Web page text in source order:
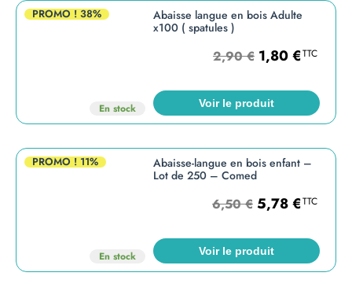
PROMO !38%
En stock
Abaisse langue en bois Adulte
x100 ( spatules )
2,90€ 1,80€TTC
Voir le produit
PROMO !11%
En stock
Abaisse-langue en bois enfant –
Lot de 250 – Comed
6,50€ 5,78€TTC
Voir le produit